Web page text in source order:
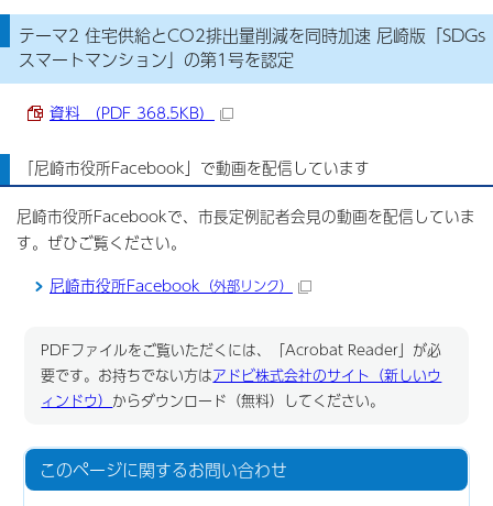
テーマ2 住宅供給とCO2排出量削減を同時加速 尼崎版「SDGs
スマートマンション」の第1号を認定
資料 （PDF 368.5KB）
「尼崎市役所Facebook」で動画を配信しています
尼崎市役所Facebookで、市長定例記者会見の動画を配信していま
す。ぜひご覧ください。
尼崎市役所Facebook （外部リンク）
PDFファイルをご覧いただくには、「Acrobat Reader」が必
要です。お持ちでない方はアドビ株式会社のサイト（新しいウ
ィンドウ） からダウンロード（無料）してください。
このページに関するお問い合わせ